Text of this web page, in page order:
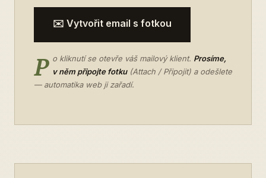
✉️ Vytvořit email s fotkou
P o kliknutí se otevře váš mailový klient. Prosíme,
v něm připojte fotku(Attach / Připojit) a odešlete
— automatika web ji zařadí.